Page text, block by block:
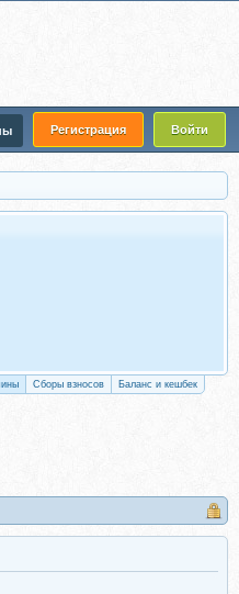
Регистрация Войти
Сборы взносов Баланс и кешбек